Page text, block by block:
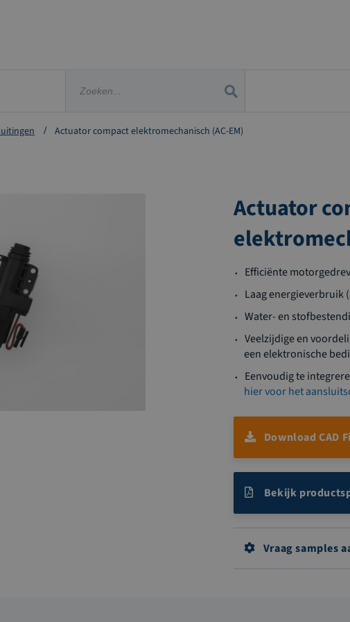
Actuator compact elektromechanisch (AC-EM)
Actuator
Efficiënte
Laag energieverbruik
Water- en
Veelzijdige en
een elektronische
Eenvoudig te
hier voor het
Download CAD
Bekijk
Vraag samples